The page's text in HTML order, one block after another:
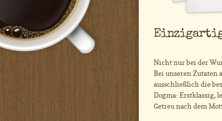
Nicht nur bei der
Bei unseren Zutaten
ausschließlich die
Dogma: Erstklassig,
Getreu nach dem